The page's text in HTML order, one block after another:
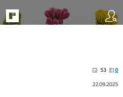
53
0
22.09.2025